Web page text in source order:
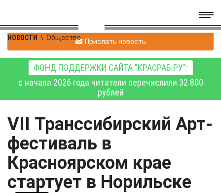
НОВОСТИ \ Общество Прислать новость
ФОНД ПОДДЕРЖКИ САЙТА "КРАСРАБ.РУ":
с начала 2026 года читатели перечислили 32 800
рублей
VII Транссибирский Арт-
фестиваль в
Красноярском крае
стартует в Норильске